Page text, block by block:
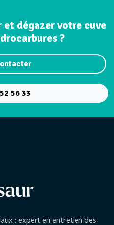
dégazer votre cuve
?
56 33
: expert en entretien des